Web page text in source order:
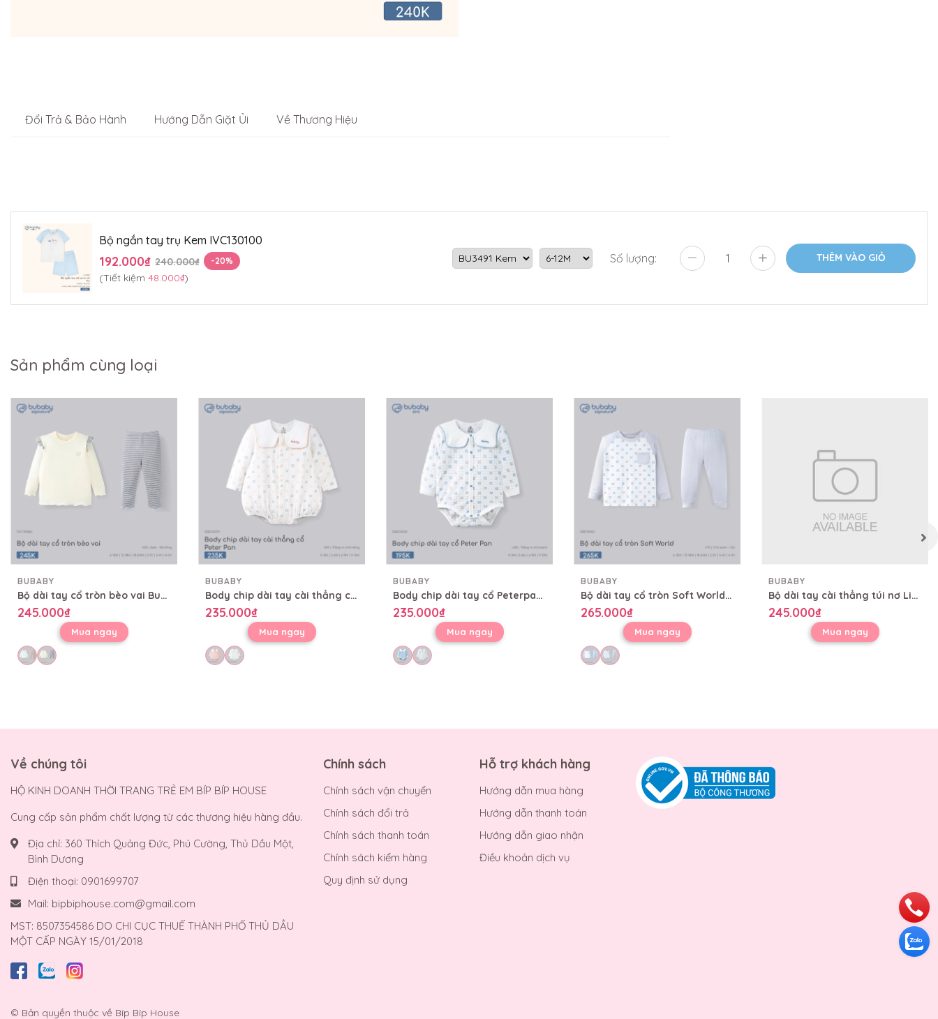
Đổi Trả & Bảo Hành Hướng Dẫn Giặt Ủi Về Thương Hiệu
Bộ ngắn tay trụ Kem IVC130100
192.000₫ 240.000₫ -20%
(Tiết kiệm 48.000₫)
Số lượng: THÊM VÀO GIỎ
Sản phẩm cùng loại
BUBABY
Bộ dài tay cổ tròn bèo vai Bubaby SVC1104BG
245.000₫
Mua ngay
BUBABY
Body chip dài tay cài thẳng cổ Peter Pan Bubaby SBB2102PP
235.000₫
Mua ngay
BUBABY
Body chip dài tay cổ Peterpan Bubaby SBB210202
235.000₫
Mua ngay
BUBABY
Bộ dài tay cổ tròn Soft World Bubaby SBB110402
265.000₫
Mua ngay
BUBABY
Bộ dài tay cài thẳng túi nơ Little Star Bubaby SBB110201
245.000₫
Mua ngay
Về chúng tôi
HỘ KINH DOANH THỜI TRANG TRẺ EM BÍP BÍP HOUSE
Cung cấp sản phẩm chất lượng từ các thương hiệu hàng đầu.
Địa chỉ: 360 Thích Quảng Đức, Phú Cường, Thủ Dầu Một,
Bình Dương
Điện thoại: 0901699707
Mail: bipbiphouse.com@gmail.com
MST: 8507354586 DO CHI CỤC THUẾ THÀNH PHỐ THỦ DẦU
MỘT CẤP NGÀY 15/01/2018
Chính sách
Chính sách vận chuyển
Chính sách đổi trả
Chính sách thanh toán
Chính sách kiểm hàng
Quy định sử dụng
Hỗ trợ khách hàng
Hướng dẫn mua hàng
Hướng dẫn thanh toán
Hướng dẫn giao nhận
Điều khoản dịch vụ
© Bản quyền thuộc về Bíp Bíp House